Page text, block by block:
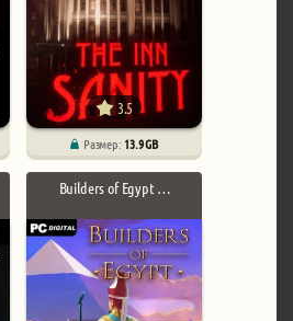
3.5
Размер: 13.9 GB
Builders of Egypt …